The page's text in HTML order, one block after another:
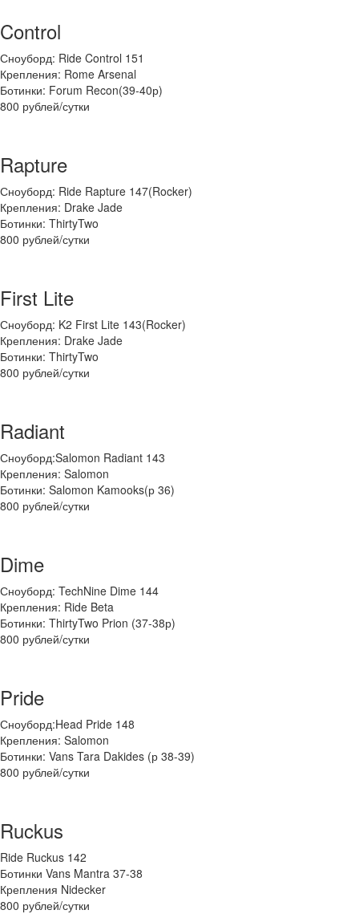
Control
Сноуборд: Ride Control 151
Крепления: Rome Arsenal
Ботинки: Forum Recon(39-40р)
800 рублей/сутки
Rapture
Сноуборд: Ride Rapture 147(Rocker)
Крепления: Drake Jade
Ботинки: ThirtyTwo
800 рублей/сутки
First Lite
Сноуборд: K2 First Lite 143(Rocker)
Крепления: Drake Jade
Ботинки: ThirtyTwo
800 рублей/сутки
Radiant
Сноуборд:Salomon Radiant 143
Крепления: Salomon
Ботинки: Salomon Kamooks(р 36)
800 рублей/сутки
Dime
Сноуборд: TechNine Dime 144
Крепления: Ride Beta
Ботинки: ThirtyTwo Prion (37-38р)
800 рублей/сутки
Pride
Сноуборд:Head Pride 148
Крепления: Salomon
Ботинки: Vans Tara Dakides (р 38-39)
800 рублей/сутки
Ruckus
Ride Ruckus 142
Ботинки Vans Mantra 37-38
Крепления Nidecker
800 рублей/сутки